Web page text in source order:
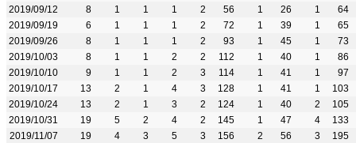
2019/09/12
8 1 1 1 2 56 1 26 1
64
2019/09/19
6 1 1 1 2 72 1 39 1
65
2019/09/26
8 1 1 1 2 93 1 45 1
73
2019/10/03
8 1 1 2 2 112 1 40 1
86
2019/10/10
9 1 1 2 3 114 1 41 1
97
2019/10/17
13 2 1 4 3 128 1 41 1
103
2019/10/24
13 2 1 3 2 124 1 40 2
105
2019/10/31
19 5 2 4 2 145 1 47 4
133
2019/11/07
19 4 3 5 3 156 2 56 3
195